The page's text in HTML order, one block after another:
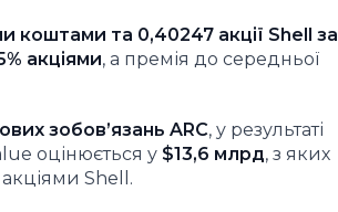
коштами та 0,40247 акції Shell за
акціями, а премія до середньої
зобов’язань ARC, у результаті
оцінюється у $13,6 млрд, з яких
Shell.